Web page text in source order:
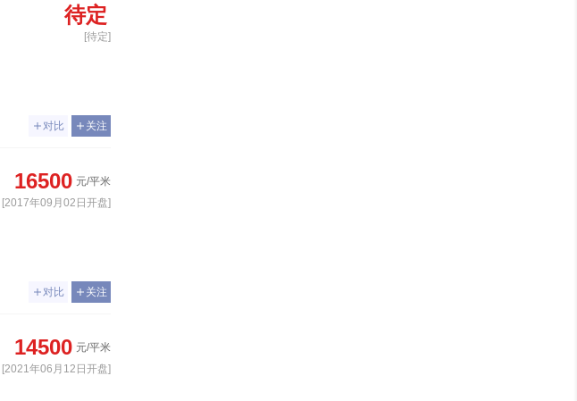
待定
[待定]
对比 关注
16500 元/平米
[2017年09月02日开盘]
对比 关注
14500 元/平米
[2021年06月12日开盘]